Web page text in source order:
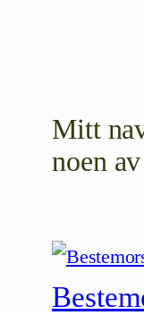
Mitt
noen